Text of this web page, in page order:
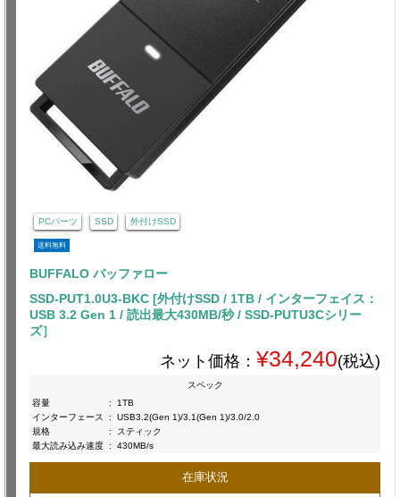
PCパーツ SSD 外付けSSD
送料無料
BUFFALO バッファロー
SSD-PUT1.0U3-BKC [外付けSSD / 1TB / インターフェイス：
USB 3.2 Gen 1 / 読出最大430MB/秒 / SSD-PUTU3Cシリー
ズ］
ネット価格： ¥34,240(税込)
スペック
容量
:
1TB
インターフェース
:
USB3.2(Gen 1)/3.1(Gen 1)/3.0/2.0
規格
:
スティック
最大読み込み速度 : 430MB/s
在庫状況